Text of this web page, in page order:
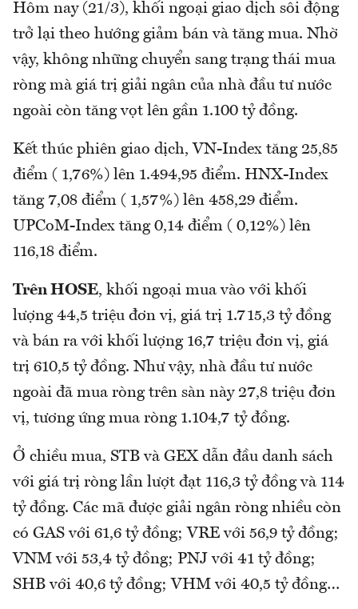
Hôm nay (21/3), khối ngoại giao dịch sôi động
trở lại theo hướng giảm bán và tăng mua. Nhờ
vậy, không những chuyển sang trạng thái mua
ròng mà giá trị giải ngân của nhà đầu tư nước
ngoài còn tăng vọt lên gần 1.100 tỷ đồng.
Kết thúc phiên giao dịch, VN-Index tăng 25,85
điểm ( 1,76%) lên 1.494,95 điểm. HNX-Index
tăng 7,08 điểm ( 1,57%) lên 458,29 điểm.
UPCoM-Index tăng 0,14 điểm ( 0,12%) lên
116,18 điểm.
Trên HOSE, khối ngoại mua vào với khối
lượng 44,5 triệu đơn vị, giá trị 1.715,3 tỷ đồng
và bán ra với khối lượng 16,7 triệu đơn vị, giá
trị 610,5 tỷ đồng. Như vậy, nhà đầu tư nước
ngoài đã mua ròng trên sàn này 27,8 triệu đơn
vị, tương ứng mua ròng 1.104,7 tỷ đồng.
Ở chiều mua, STB và GEX dẫn đầu danh sách
với giá trị ròng lần lượt đạt 116,3 tỷ đồng và 114
tỷ đồng. Các mã được giải ngân ròng nhiều còn
có GAS với 61,6 tỷ đồng; VRE với 56,9 tỷ đồng;
VNM với 53,4 tỷ đồng; PNJ với 41 tỷ đồng;
SHB với 40,6 tỷ đồng; VHM với 40,5 tỷ đồng…